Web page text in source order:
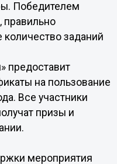
Победителем
правильно
заданий
предоставит
на пользование
Все участники
призы и
мероприятия